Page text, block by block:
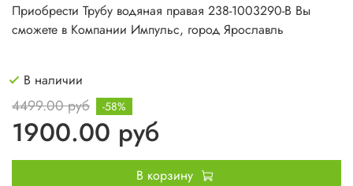
Приобрести Трубу водяная правая 238-1003290-В Вы
сможете в Компании Импульс, город Ярославль
В наличии
4499.00 руб
1900.00 руб
-58%
В корзину